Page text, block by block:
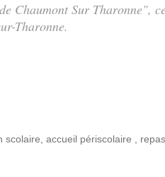
Chaumont Sur Tharonne",
Tharonne.
scolaire accueil périscolaire